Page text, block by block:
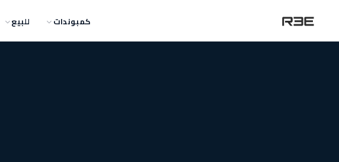
كمبوندات للبيع